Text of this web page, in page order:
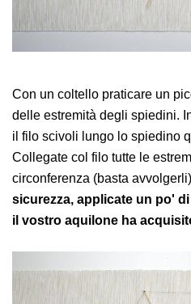
Con un coltello praticare un
delle estremità degli spiedini.
il filo scivoli lungo lo spiedino
Collegate col filo tutte le
circonferenza (basta
sicurezza, applicate un po'
il vostro aquilone ha